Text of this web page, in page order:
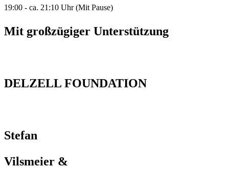
19:00 - ca. 21:10 Uhr (Mit Pause)
Mit großzügiger Unterstützung
DELZELL FOUNDATION
Stefan
Vilsmeier &